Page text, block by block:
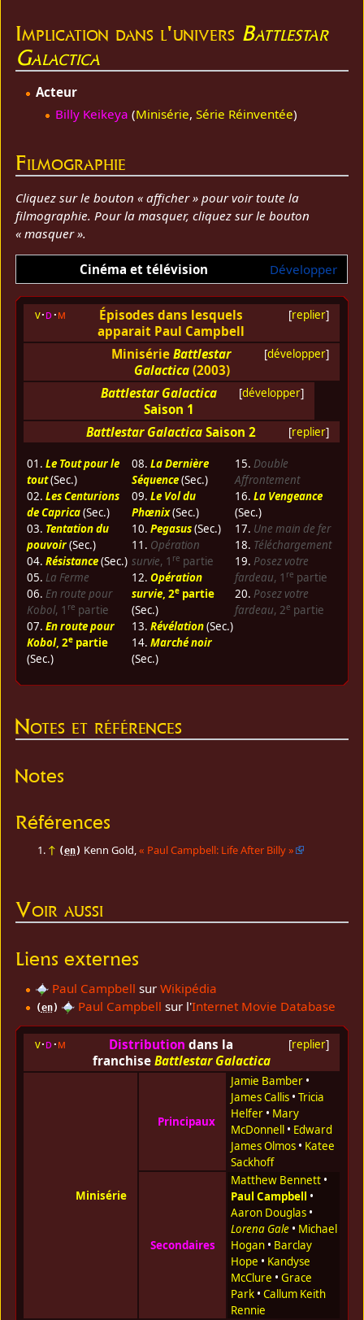
Implication dans l'univers Battlestar
Galactica
Acteur
Billy Keikeya (Minisérie, Série Réinventée)
Filmographie
Cliquez sur le bouton « afficher » pour voir toute la
filmographie. Pour la masquer, cliquez sur le bouton
« masquer ».
Développer
Cinéma et télévision
[replier]
v d m
Épisodes dans lesquels
apparait Paul Campbell
[développer]
MinisérieBattlestar
Galactica(2003)
[développer]
Battlestar Galactica
Saison 1
[replier]
Battlestar Galactica Saison 2
01. Le Tout pour le
tout(Sec.)
02. Les Centurions
de Caprica(Sec.)
03. Tentation du
pouvoir(Sec.)
04. Résistance(Sec.)
05. La Ferme
06. En route pour
Kobol, 1 re partie
07. En route pour
Kobol, 2epartie
(Sec.)
08. La Dernière
Séquence(Sec.)
09. Le Vol du
Phœnix(Sec.)
10. Pegasus(Sec.)
11. Opération
survie, 1 re partie
12. Opération
survie, 2epartie
(Sec.)
13. Révélation(Sec.)
14. Marché noir
(Sec.)
15. Double
Affrontement
16. La Vengeance
(Sec.)
17. Une main de fer
18. Téléchargement
19. Posez votre
fardeau, 1 re partie
20. Posez votre
fardeau, 2e partie
Notes et références
Notes
Références
↑ (en) Kenn Gold,« Paul Campbell: Life After Billy»
Voir aussi
Liens externes
Paul Campbell sur Wikipédia
(en) Paul Campbell sur l'Internet Movie Database
[replier]
v d m Distribution dans la
franchiseBattlestar Galactica
Minisérie
Principaux
Jamie Bamber•
James Callis• Tricia
Helfer• Mary
McDonnell
• Edward
James Olmos• Katee
Sackhoff
Secondaires
Matthew Bennett•
Paul Campbell
•
Aaron Douglas•
Lorena Gale• Michael
Hogan• Barclay
Hope • Kandyse
McClure • Grace
Park• Callum Keith
Rennie